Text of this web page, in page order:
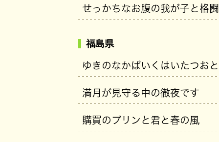
せっかちなお腹の我が子と格
福島県
ゆきのなかばいくはいたつお
満月が見守る中の徹夜です
購買のプリンと君と春の風